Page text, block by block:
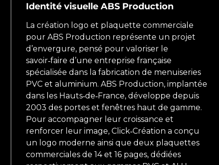
Identité visuelle ABS Production
La création logo et plaquette commerciale
pour ABS Production représente un projet
d’envergure, pensé pour valoriser le
savoir‑faire d’une entreprise française
spécialisée dans la fabrication de menuiseries
PVC et aluminium. ABS Production, implantée
dans les Hauts‑de‑France, développe depuis
2003 des portes et fenêtres haut de gamme.
Pour accompagner leur croissance et
renforcer leur image, Click‑Création a conçu
un logo moderne ainsi que deux plaquettes
commerciales de 14 et 16 pages, dédiées